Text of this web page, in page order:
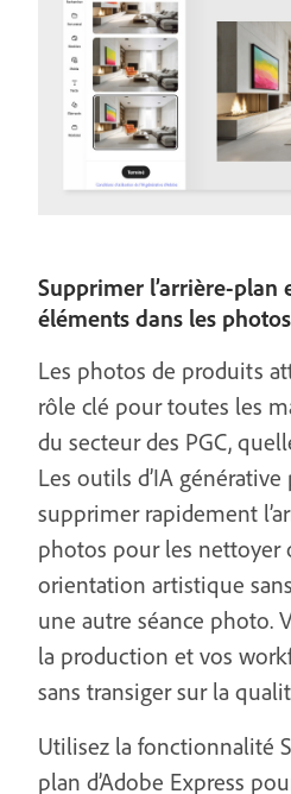
Supprimer l’arrière-plan
éléments dans les
Les photos de produits
rôle clé pour toutes les
du secteur des PGC,
Les outils d’IA
supprimer rapidement
photos pour les nettoyer
orientation artistique
une autre séance photo.
la production et vos
sans transiger sur la
Utilisez la fonctionnalité
plan d’Adobe Express